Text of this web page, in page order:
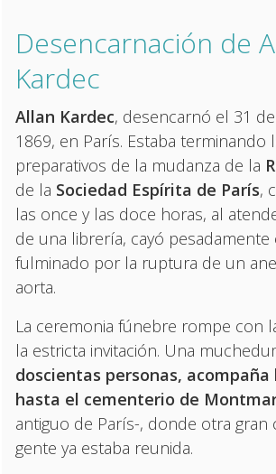
Desencarnación de
Kardec
Allan Kardec, desencarnó el 31
1869, en París. Estaba terminando
preparativos de la mudanza de la
de la Sociedad Espírita de París,
las once y las doce horas, al
de una librería, cayó
fulminado por la ruptura de un
aorta.
La ceremonia fúnebre rompe con
la estricta invitación. Una
doscientas personas, acompaña
hasta el cementerio de
antiguo de París-, donde otra gran
gente ya estaba reunida.